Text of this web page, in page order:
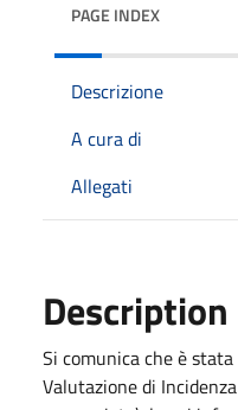
PAGE INDEX
Descrizione
A cura di
Allegati
Description
Si comunica che è
Valutazione di